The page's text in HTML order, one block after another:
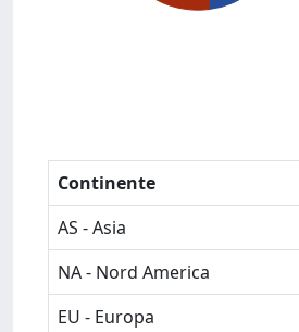
Continente
AS - Asia
NA - Nord America
EU - Europa